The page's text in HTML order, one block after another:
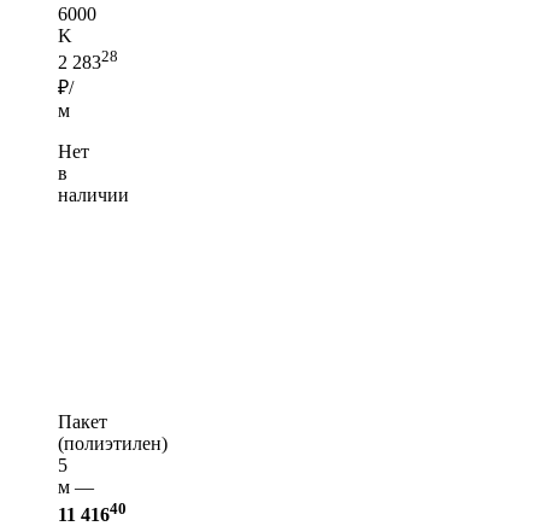
6000
K
2 28328
₽/
м
Нет
в
наличии
Пакет
(полиэтилен)
5
м —
11 41640